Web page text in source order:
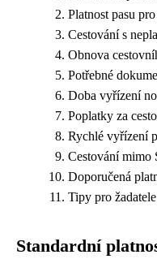
Platnost pasu
Cestování s
Obnova
Potřebné
Doba vyřízení
Poplatky za
Rychlé vyřízení
Cestování mimo
Doporučená
Tipy pro
Standardní